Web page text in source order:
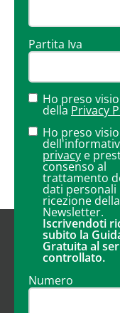
Partita Iva
Ho preso
della Privacy
Ho preso
privacy e
consenso al
trattamento
dati personali
ricezione della
Newsletter.
Iscrivendoti
subito la
Gratuita al
controllato.
Numero